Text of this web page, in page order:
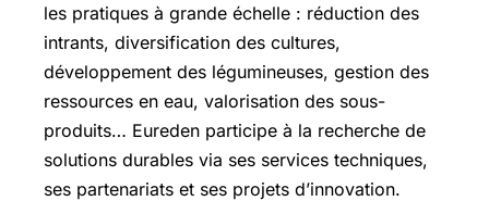
les pratiques à grande échelle : réduction des
intrants, diversification des cultures,
développement des légumineuses, gestion des
ressources en eau, valorisation des sous-
produits… Eureden participe à la recherche de
solutions durables via ses services techniques,
ses partenariats et ses projets d’innovation.